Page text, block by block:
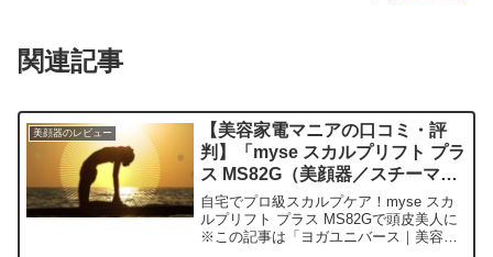
関連記事
美顔器のレビュー
【美容家電マニアの口コミ・評
判】「myse スカルプリフト プラ
ス MS82G（美顔器／スチーマ
ー）」を実際に使ってみた正直感
想
自宅でプロ級スカルプケア！myse スカ
ルプリフト プラス MS82Gで頭皮美人に
※この記事は「ヨガユニバース｜美容家